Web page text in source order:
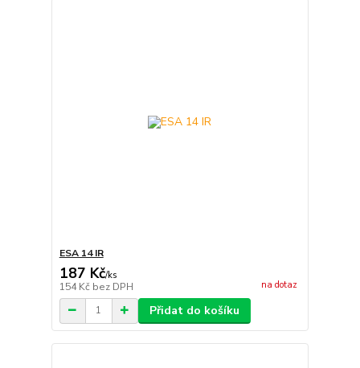
ESA 14 IR
187 Kč/ks
154 Kč bez DPH na dotaz
Přidat do košíku